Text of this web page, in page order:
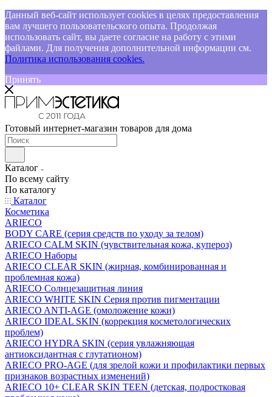
Данный веб-сайт использует cookies в целях предоставления
вам лучшего пользовательского опыта. Продолжая
использовать сайт, вы даете согласие на работу с этими
файлами. Для получения дополнительной информации см.
Политика использования cookies.
Принять
Готовый интернет-магазин товаров для дома
Каталог
По всему сайту
По каталогу
Каталог
Косметика
ARIECO
BODY CARE (серия средств по уходу за телом)
ARIECO CALM SKIN (чувствительная кожа, купероз)
ARIECO Наборы
ARIECO CLEAR SKIN (жирная, комбинированная и
проблемная кожа)
ARIECO Солнцезащитная линия
ARIECO WHITE SKIN Серия против пигментации
ARIECO ANTI-AGE (омоложение кожи)
ARIECO IDEAL SKIN (коррекция косметологических
проблем)
ARIECO HYDRA SKIN (серия увлажняющая
антиоксидантная с глутатионом)
ARIECO PRO-AGE (для зрелой кожи и профилактики первых
признаков возрастных изменений)
ARIECO 10+ CLEAR SKIN TEEN (детская, подростковая